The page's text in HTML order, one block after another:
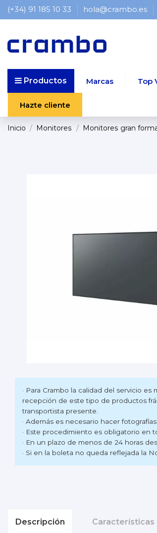
(+34) 91 185 10 33 hola@crambo.es
Productos Marcas Top
Hazte cliente
Inicio Monitores Monitores gran
· Para Crambo la calidad del servicio
recepción de este tipo de productos
transportista presente.
· Además es necesario hacer
· Este procedimiento es obligatorio en
· En un plazo de menos de 24 horas
· Si en la boleta no queda reflejada la
Descripción Características